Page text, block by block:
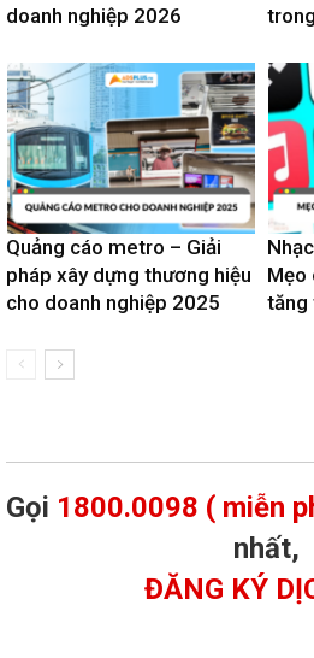
doanh nghiệp 2026
Quảng cáo metro – Giải
pháp xây dựng thương hiệu
cho doanh nghiệp 2025
Mẹo
tăng
Gọi 1800.0098 ( miễn
nhất,
ĐĂNG KÝ